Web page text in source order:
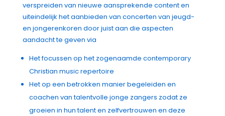
verspreiden van nieuwe aansprekende content en
uiteindelijk het aanbieden van concerten van jeugd-
en jongerenkoren door juist aan die aspecten
aandacht te geven via
Het focussen op het zogenaamde contemporary
Christian music repertoire
Het op een betrokken manier begeleiden en
coachen van talentvolle jonge zangers zodat ze
groeien in hun talent en zelfvertrouwen en deze